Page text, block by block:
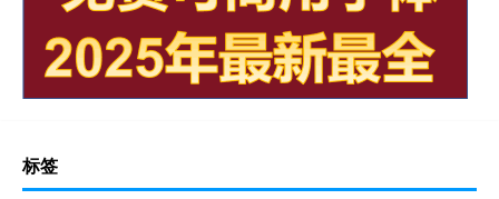
标签